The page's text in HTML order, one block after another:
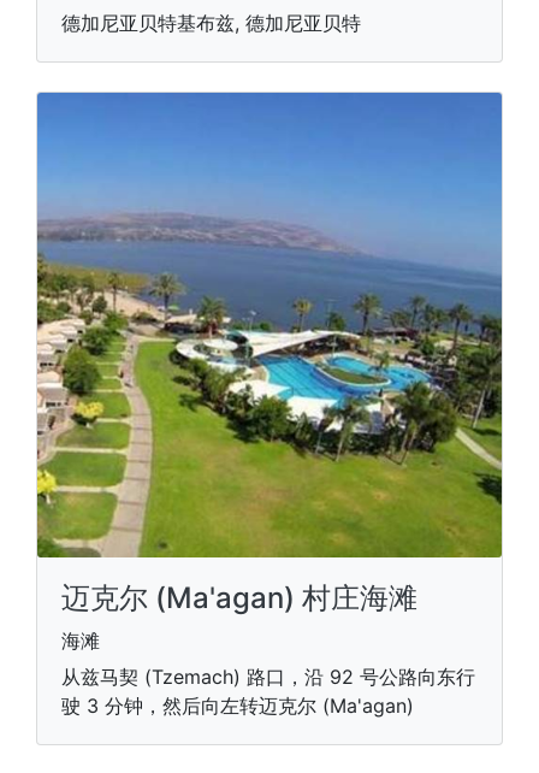
德加尼亚贝特基布兹, 德加尼亚贝特
迈克尔 (Ma'agan) 村庄海滩
海滩
从兹马契 (Tzemach) 路口，沿 92 号公路向东行
驶 3 分钟，然后向左转迈克尔 (Ma'agan)